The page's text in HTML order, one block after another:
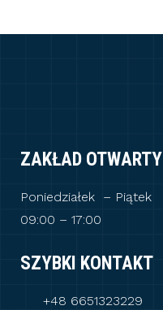
ZAKŁAD OTWARTY
Poniedziałek – Piątek
09:00 – 17:00
SZYBKI KONTAKT
+48 6651323229